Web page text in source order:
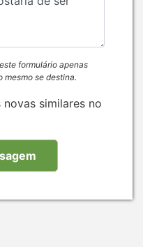
formulário apenas
mesmo se destina.
similares no